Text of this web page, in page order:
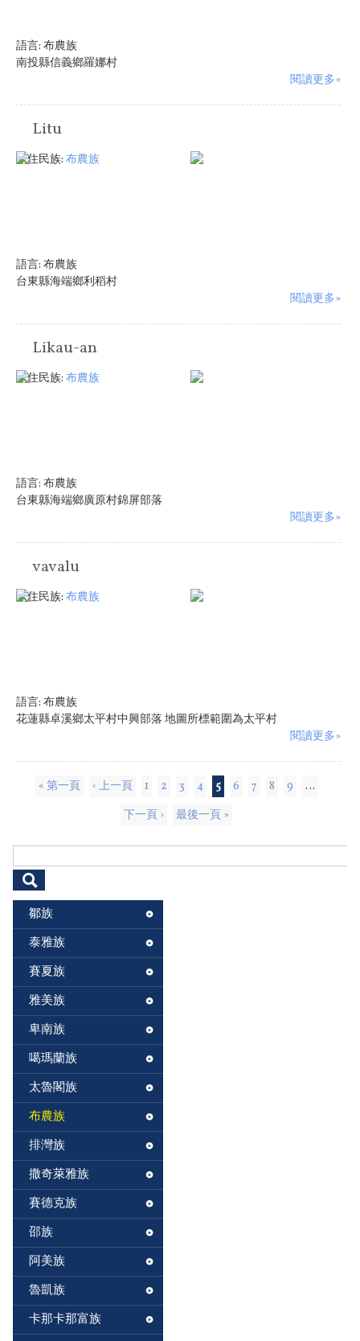
語言: 布農族
南投縣信義鄉羅娜村
閱讀更多»
Litu
原住民族: 布農族
語言: 布農族
台東縣海端鄉利稻村
閱讀更多»
Likau-an
原住民族: 布農族
語言: 布農族
台東縣海端鄉廣原村錦屏部落
閱讀更多»
vavalu
原住民族: 布農族
語言: 布農族
花蓮縣卓溪鄉太平村中興部落 地圖所標範圍為太平村
閱讀更多»
頁面
« 第一頁 ‹ 上一頁 1 2 3 4 5 6 7 8 9
…
下一頁 ›
最後一頁 »
搜尋表單
鄒族
泰雅族
賽夏族
雅美族
卑南族
噶瑪蘭族
太魯閣族
布農族
排灣族
撒奇萊雅族
賽德克族
邵族
阿美族
魯凱族
卡那卡那富族